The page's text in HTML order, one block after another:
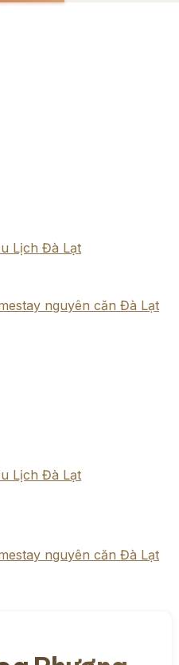
Lịch Đà Lạt
Lịch Đà Lạt